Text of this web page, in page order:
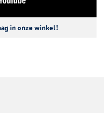
in onze winkel!